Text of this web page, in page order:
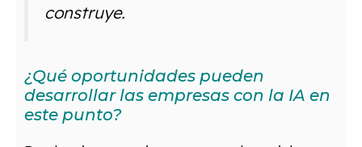
construye.
¿Qué oportunidades pueden
desarrollar las empresas con la IA en
este punto?